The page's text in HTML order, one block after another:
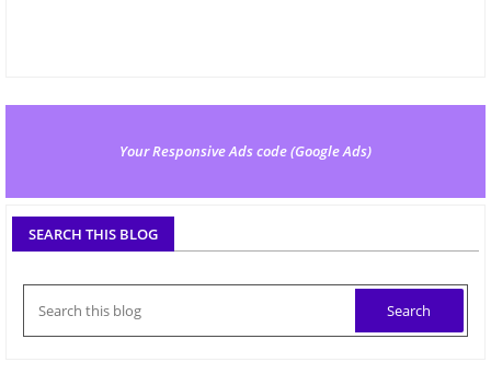
Your Responsive Ads code (Google Ads)
SEARCH THIS BLOG